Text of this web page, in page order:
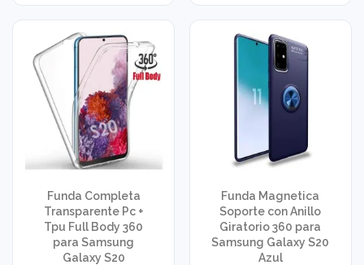
Funda Completa
Transparente Pc +
Tpu Full Body 360
para Samsung
Galaxy S20
Funda Magnetica
Soporte con Anillo
Giratorio 360 para
Samsung Galaxy S20
Azul